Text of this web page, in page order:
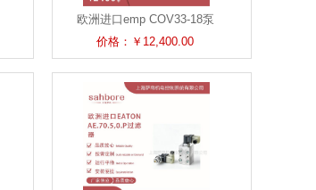
欧洲进口emp COV33-18泵
价格：￥12,400.00